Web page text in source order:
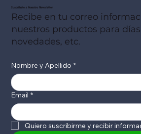
Suscribete a Nuestro Newsletter
Recibe en tu correo
nuestros productos para
novedades, etc.
Nombre y Apellido *
Email *
Quiero suscribirme y recibir